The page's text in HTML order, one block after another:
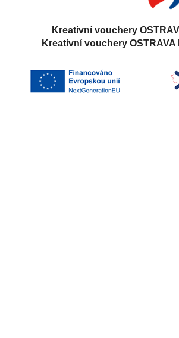
Kreativní vouchery
Kreativní vouchery OSTRAVA